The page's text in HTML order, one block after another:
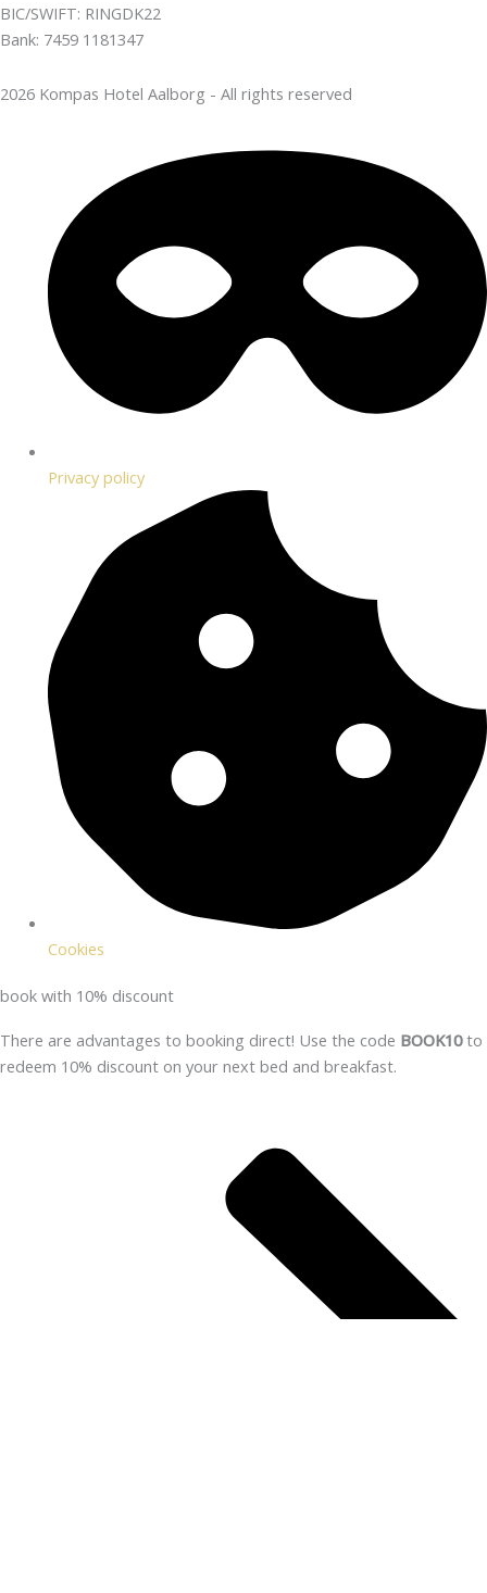
BIC/SWIFT: RINGDK22
Bank: 7459 1181347
2026 Kompas Hotel Aalborg - All rights reserved
Privacy policy
Cookies
book with 10% discount
There are advantages to booking direct! Use the code BOOK10to
redeem 10% discount on your next bed and breakfast.